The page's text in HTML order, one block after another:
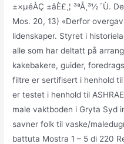
±×µéÀÇ ±âÈ£¸¦ ³ªÅ¸³½´Ù.
Mos. 20, 13) «Derfor
lidenskaper. Styret i
alle som har deltatt på
kakebakere, guider,
filtre er sertifisert i henhold
er testet i henhold til
male vaktboden i Gryta Syd
savner folk til vaske/
battuta Mostra 1 – 5 di 220